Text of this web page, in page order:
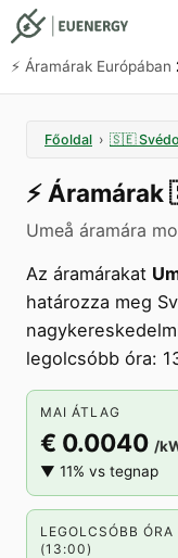
⚡️ Áramárak Európában
Főoldal › 🇸🇪
⚡️ Áramárak
Umeå áramára
Az áramárakat
határozza meg
legolcsóbb óra:
MAI ÁTLAG
€ 0.0040 /
▼ 11% vs tegnap
LEGOLCSÓBB ÓRA
(13:00)